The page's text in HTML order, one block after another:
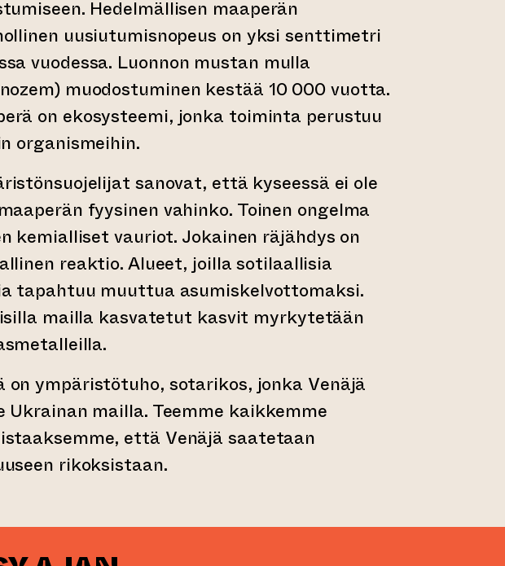
Hedelmällisen maaperän
uusiutumisnopeus on yksi senttimetri
vuodessa. Luonnon mustan mulla
muodostuminen kestää 10 000 vuotta.
on ekosysteemi, jonka toiminta perustuu
organismeihin.
sanovat, että kyseessä ei ole
fyysinen vahinko. Toinen ongelma
kemialliset vauriot. Jokainen räjähdys on
reaktio. Alueet, joilla sotilaallisia
tapahtuu muuttua asumiskelvottomaksi.
mailla kasvatetut kasvit myrkytetään
on ympäristötuho, sotarikos, jonka Venäjä
Ukrainan mailla. Teemme kaikkemme
että Venäjä saatetaan
rikoksistaan.